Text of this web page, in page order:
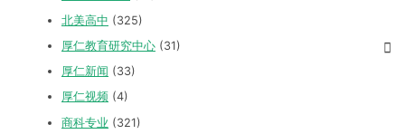
北美高中 (325)
厚仁教育研究中心 (31)
厚仁新闻 (33)
厚仁视频 (4)
商科专业 (321)